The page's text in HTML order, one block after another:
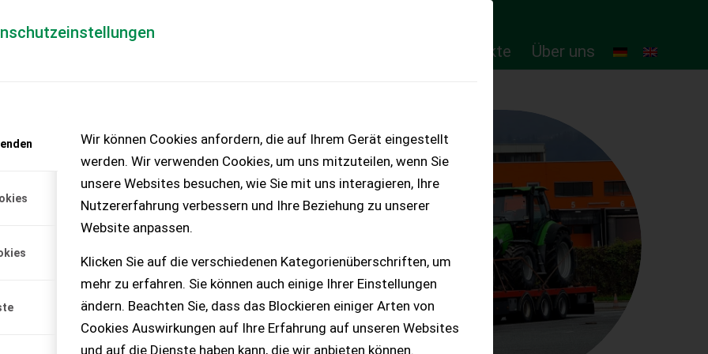
Wir können Cookies anfordern, die auf Ihrem Gerät eingestellt
werden. Wir verwenden Cookies, um uns mitzuteilen, wenn Sie
unsere Websites besuchen, wie Sie mit uns interagieren, Ihre
Nutzererfahrung verbessern und Ihre Beziehung zu unserer
Website anpassen.
Klicken Sie auf die verschiedenen Kategorienüberschriften, um
mehr zu erfahren. Sie können auch einige Ihrer Einstellungen
ändern. Beachten Sie, dass das Blockieren einiger Arten von
Cookies Auswirkungen auf Ihre Erfahrung auf unseren Websites
und auf die Dienste haben kann, die wir anbieten können.
Online-Produkte Über uns
– KEINE
Es handelt sich um
Behälter. Der Behälter
uns abgeholt werden.
wir gerne. Bei Fragen